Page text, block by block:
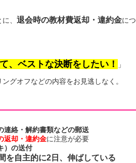
、 退会時の教材費返却・違約金に
、ベストな決断をしたい！ 」
グオフなどの内容をお見逃しなく。
連絡・解約書類などの郵送
返却・違約金に注意が必要
）の送付
を自主的に2日、伸ばしている